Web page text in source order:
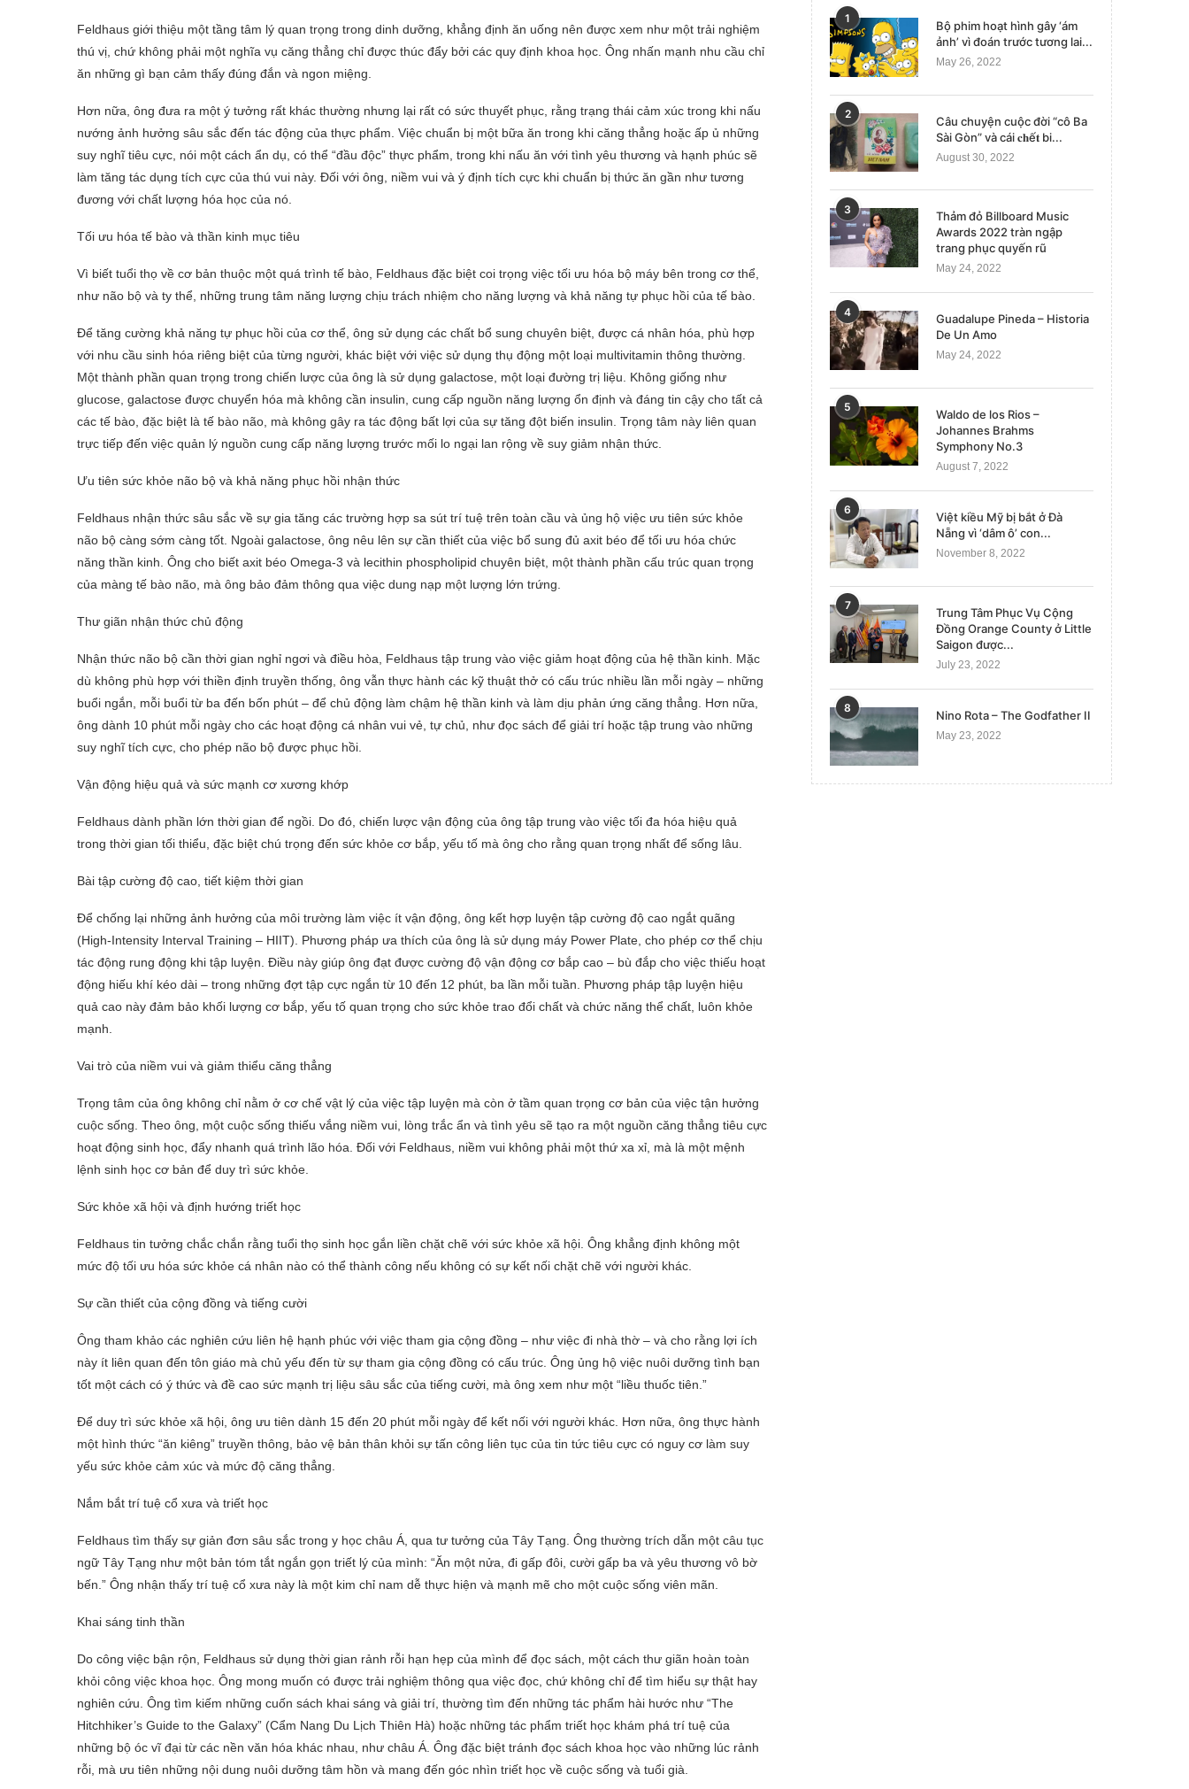
Feldhaus giới thiệu một tầng tâm lý quan trọng trong dinh dưỡng, khẳng định ăn uống nên được xem như một trải nghiệm
thú vị, chứ không phải một nghĩa vụ căng thẳng chỉ được thúc đẩy bởi các quy định khoa học. Ông nhấn mạnh nhu cầu chỉ
ăn những gì bạn cảm thấy đúng đắn và ngon miệng.
Hơn nữa, ông đưa ra một ý tưởng rất khác thường nhưng lại rất có sức thuyết phục, rằng trạng thái cảm xúc trong khi nấu
nướng ảnh hưởng sâu sắc đến tác động của thực phẩm. Việc chuẩn bị một bữa ăn trong khi căng thẳng hoặc ấp ủ những
suy nghĩ tiêu cực, nói một cách ẩn dụ, có thể “đầu độc” thực phẩm, trong khi nấu ăn với tình yêu thương và hạnh phúc sẽ
làm tăng tác dụng tích cực của thú vui này. Đối với ông, niềm vui và ý định tích cực khi chuẩn bị thức ăn gần như tương
đương với chất lượng hóa học của nó.
Tối ưu hóa tế bào và thần kinh mục tiêu
Vì biết tuổi thọ về cơ bản thuộc một quá trình tế bào, Feldhaus đặc biệt coi trọng việc tối ưu hóa bộ máy bên trong cơ thể,
như não bộ và ty thể, những trung tâm năng lượng chịu trách nhiệm cho năng lượng và khả năng tự phục hồi của tế bào.
Để tăng cường khả năng tự phục hồi của cơ thể, ông sử dụng các chất bổ sung chuyên biệt, được cá nhân hóa, phù hợp
với nhu cầu sinh hóa riêng biệt của từng người, khác biệt với việc sử dụng thụ động một loại multivitamin thông thường.
Một thành phần quan trọng trong chiến lược của ông là sử dụng galactose, một loại đường trị liệu. Không giống như
glucose, galactose được chuyển hóa mà không cần insulin, cung cấp nguồn năng lượng ổn định và đáng tin cậy cho tất cả
các tế bào, đặc biệt là tế bào não, mà không gây ra tác động bất lợi của sự tăng đột biến insulin. Trọng tâm này liên quan
trực tiếp đến việc quản lý nguồn cung cấp năng lượng trước mối lo ngại lan rộng về suy giảm nhận thức.
Ưu tiên sức khỏe não bộ và khả năng phục hồi nhận thức
Feldhaus nhận thức sâu sắc về sự gia tăng các trường hợp sa sút trí tuệ trên toàn cầu và ủng hộ việc ưu tiên sức khỏe
não bộ càng sớm càng tốt. Ngoài galactose, ông nêu lên sự cần thiết của việc bổ sung đủ axit béo để tối ưu hóa chức
năng thần kinh. Ông cho biết axit béo Omega-3 và lecithin phospholipid chuyên biệt, một thành phần cấu trúc quan trọng
của màng tế bào não, mà ông bảo đảm thông qua việc dung nạp một lượng lớn trứng.
Thư giãn nhận thức chủ động
Nhận thức não bộ cần thời gian nghỉ ngơi và điều hòa, Feldhaus tập trung vào việc giảm hoạt động của hệ thần kinh. Mặc
dù không phù hợp với thiền định truyền thống, ông vẫn thực hành các kỹ thuật thở có cấu trúc nhiều lần mỗi ngày – những
buổi ngắn, mỗi buổi từ ba đến bốn phút – để chủ động làm chậm hệ thần kinh và làm dịu phản ứng căng thẳng. Hơn nữa,
ông dành 10 phút mỗi ngày cho các hoạt động cá nhân vui vẻ, tự chủ, như đọc sách để giải trí hoặc tập trung vào những
suy nghĩ tích cực, cho phép não bộ được phục hồi.
Vận động hiệu quả và sức mạnh cơ xương khớp
Feldhaus dành phần lớn thời gian để ngồi. Do đó, chiến lược vận động của ông tập trung vào việc tối đa hóa hiệu quả
trong thời gian tối thiểu, đặc biệt chú trọng đến sức khỏe cơ bắp, yếu tố mà ông cho rằng quan trọng nhất để sống lâu.
Bài tập cường độ cao, tiết kiệm thời gian
Để chống lại những ảnh hưởng của môi trường làm việc ít vận động, ông kết hợp luyện tập cường độ cao ngắt quãng
(High-Intensity Interval Training – HIIT). Phương pháp ưa thích của ông là sử dụng máy Power Plate, cho phép cơ thể chịu
tác động rung động khi tập luyện. Điều này giúp ông đạt được cường độ vận động cơ bắp cao – bù đắp cho việc thiếu hoạt
động hiếu khí kéo dài – trong những đợt tập cực ngắn từ 10 đến 12 phút, ba lần mỗi tuần. Phương pháp tập luyện hiệu
quả cao này đảm bảo khối lượng cơ bắp, yếu tố quan trọng cho sức khỏe trao đổi chất và chức năng thể chất, luôn khỏe
mạnh.
Vai trò của niềm vui và giảm thiểu căng thẳng
Trọng tâm của ông không chỉ nằm ở cơ chế vật lý của việc tập luyện mà còn ở tầm quan trọng cơ bản của việc tận hưởng
cuộc sống. Theo ông, một cuộc sống thiếu vắng niềm vui, lòng trắc ẩn và tình yêu sẽ tạo ra một nguồn căng thẳng tiêu cực
hoạt động sinh học, đẩy nhanh quá trình lão hóa. Đối với Feldhaus, niềm vui không phải một thứ xa xỉ, mà là một mệnh
lệnh sinh học cơ bản để duy trì sức khỏe.
Sức khỏe xã hội và định hướng triết học
Feldhaus tin tưởng chắc chắn rằng tuổi thọ sinh học gắn liền chặt chẽ với sức khỏe xã hội. Ông khẳng định không một
mức độ tối ưu hóa sức khỏe cá nhân nào có thể thành công nếu không có sự kết nối chặt chẽ với người khác.
Sự cần thiết của cộng đồng và tiếng cười
Ông tham khảo các nghiên cứu liên hệ hạnh phúc với việc tham gia cộng đồng – như việc đi nhà thờ – và cho rằng lợi ích
này ít liên quan đến tôn giáo mà chủ yếu đến từ sự tham gia cộng đồng có cấu trúc. Ông ủng hộ việc nuôi dưỡng tình bạn
tốt một cách có ý thức và đề cao sức mạnh trị liệu sâu sắc của tiếng cười, mà ông xem như một “liều thuốc tiên.”
Để duy trì sức khỏe xã hội, ông ưu tiên dành 15 đến 20 phút mỗi ngày để kết nối với người khác. Hơn nữa, ông thực hành
một hình thức “ăn kiêng” truyền thông, bảo vệ bản thân khỏi sự tấn công liên tục của tin tức tiêu cực có nguy cơ làm suy
yếu sức khỏe cảm xúc và mức độ căng thẳng.
Nắm bắt trí tuệ cổ xưa và triết học
Feldhaus tìm thấy sự giản đơn sâu sắc trong y học châu Á, qua tư tưởng của Tây Tạng. Ông thường trích dẫn một câu tục
ngữ Tây Tạng như một bản tóm tắt ngắn gọn triết lý của mình: “Ăn một nửa, đi gấp đôi, cười gấp ba và yêu thương vô bờ
bến.” Ông nhận thấy trí tuệ cổ xưa này là một kim chỉ nam dễ thực hiện và mạnh mẽ cho một cuộc sống viên mãn.
Khai sáng tinh thần
Do công việc bận rộn, Feldhaus sử dụng thời gian rảnh rỗi hạn hẹp của mình để đọc sách, một cách thư giãn hoàn toàn
khỏi công việc khoa học. Ông mong muốn có được trải nghiệm thông qua việc đọc, chứ không chỉ để tìm hiểu sự thật hay
nghiên cứu. Ông tìm kiếm những cuốn sách khai sáng và giải trí, thường tìm đến những tác phẩm hài hước như “The
Hitchhiker’s Guide to the Galaxy” (Cẩm Nang Du Lịch Thiên Hà) hoặc những tác phẩm triết học khám phá trí tuệ của
những bộ óc vĩ đại từ các nền văn hóa khác nhau, như châu Á. Ông đặc biệt tránh đọc sách khoa học vào những lúc rảnh
rỗi, mà ưu tiên những nội dung nuôi dưỡng tâm hồn và mang đến góc nhìn triết học về cuộc sống và tuổi già.
1
Bộ phim hoạt hình gây ‘ám
ảnh’ vì đoán trước tương lai...
May 26, 2022
2
Câu chuyện cuộc đời “cô Ba
Sài Gòn” và cái 𝐜𝐡ế𝐭 bi...
August 30, 2022
3
Thảm đỏ Billboard Music
Awards 2022 tràn ngập
trang phục quyến rũ
May 24, 2022
4
Guadalupe Pineda – Historia
De Un Amo
May 24, 2022
5
Waldo de los Rios –
Johannes Brahms
Symphony No.3
August 7, 2022
6
Việt kiều Mỹ bị bắt ở Đà
Nẵng vì ‘dâm ô’ con...
November 8, 2022
7
Trung Tâm Phục Vụ Cộng
Đồng Orange County ở Little
Saigon được...
July 23, 2022
8
Nino Rota – The Godfather II
May 23, 2022